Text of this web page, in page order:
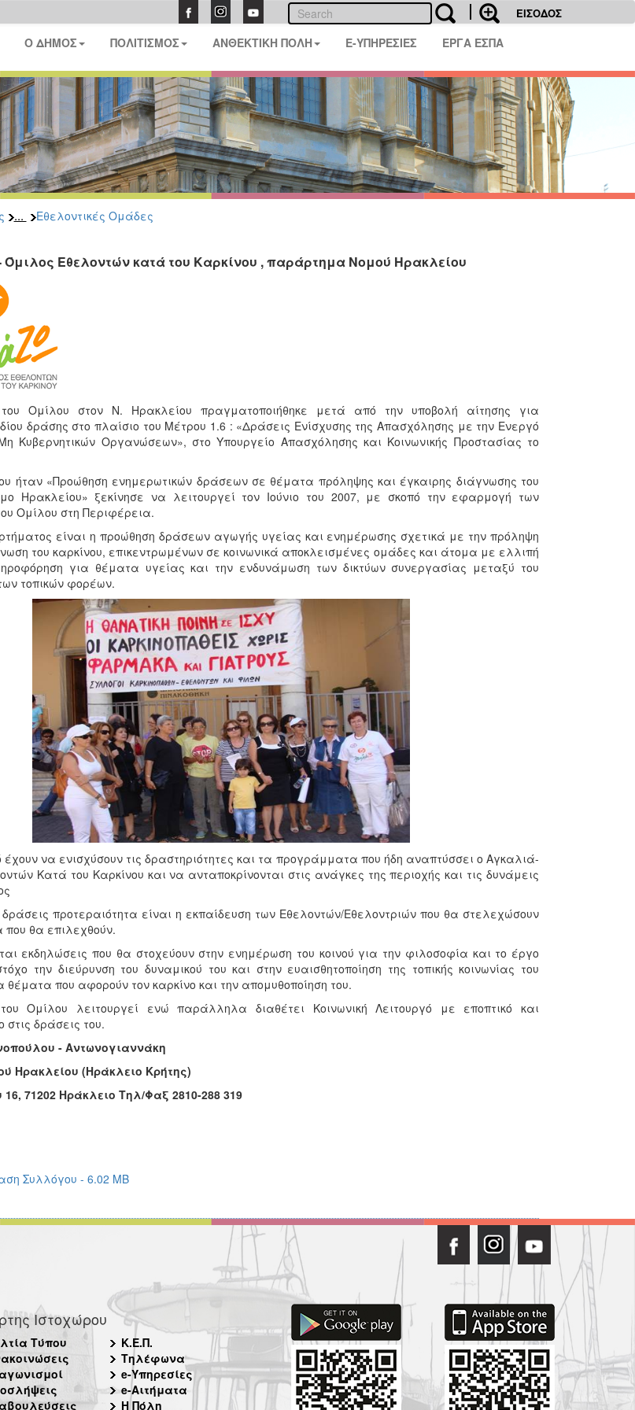
ΕΙΣΟΔΟΣ
Ο ΔΗΜΟΣ ΠΟΛΙΤΙΣΜΟΣ ΑΝΘΕΚΤΙΚΗ ΠΟΛΗ E-ΥΠΗΡΕΣΙΕΣ ΕΡΓΑ ΕΣΠΑ
... Εθελοντικές Ομάδες
Όμιλος Εθελοντών κατά του Καρκίνου , παράρτημα Νομού Ηρακλείου
Ομίλου στον Ν. Ηρακλείου πραγματοποιήθηκε μετά από την υποβολή αίτησης για
δράσης στο πλαίσιο του Μέτρου 1.6 : «Δράσεις Ενίσχυσης της Απασχόλησης με την Ενεργό
Κυβερνητικών Οργανώσεων», στο Υπουργείο Απασχόλησης και Κοινωνικής Προστασίας το
ήταν «Προώθηση ενημερωτικών δράσεων σε θέματα πρόληψης και έγκαιρης διάγνωσης του
Ηρακλείου» ξεκίνησε να λειτουργεί τον Ιούνιο του 2007, με σκοπό την εφαρμογή των
Ομίλου στη Περιφέρεια.
είναι η προώθηση δράσεων αγωγής υγείας και ενημέρωσης σχετικά με την πρόληψη
του καρκίνου, επικεντρωμένων σε κοινωνικά αποκλεισμένες ομάδες και άτομα με ελλιπή
για θέματα υγείας και την ενδυνάμωση των δικτύων συνεργασίας μεταξύ του
τοπικών φορέων.
έχουν να ενισχύσουν τις δραστηριότητες και τα προγράμματα που ήδη αναπτύσσει ο Αγκαλιά-
Κατά του Καρκίνου και να ανταποκρίνονται στις ανάγκες της περιοχής και τις δυνάμεις
δράσεις προτεραιότητα είναι η εκπαίδευση των Εθελοντών/Εθελοντριών που θα στελεχώσουν
θα επιλεχθούν.
εκδηλώσεις που θα στοχεύουν στην ενημέρωση του κοινού για την φιλοσοφία και το έργο
την διεύρυνση του δυναμικού του και στην ευαισθητοποίηση της τοπικής κοινωνίας του
θέματα που αφορούν τον καρκίνο και την απομυθοποίηση του.
Ομίλου λειτουργεί ενώ παράλληλα διαθέτει Κοινωνική Λειτουργό με εποπτικό και
στις δράσεις του.
- Αντωνογιαννάκη
Ηρακλείου (Ηράκλειο Κρήτης)
71202 Ηράκλειο Τηλ/Φαξ 2810-288 319
Συλλόγου - 6.02 MB
Ιστοχώρου
Τύπου
Κ.Ε.Π.
Τηλέφωνα
e-Υπηρεσίες
e-Αιτήματα
Η Πόλη